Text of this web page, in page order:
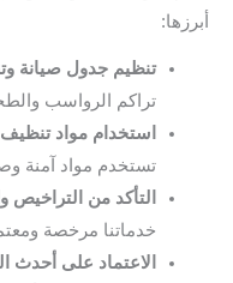
أبرزها:
تنظيم جدول صيانة
تراكم الرواسب
استخدام مواد تنظيف
تستخدم مواد آمنة
التأكد من التراخيص
خدماتنا مرخصة
الاعتماد على أحدث